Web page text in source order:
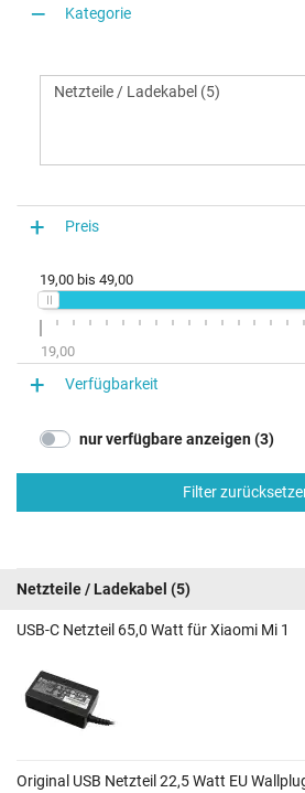
Kategorie
Preis
19,00 bis 49,00
19,00
Verfügbarkeit
nur verfügbare anzeigen (3)
Filter
Netzteile / Ladekabel (5)
USB-C Netzteil 65,0 Watt für Xiaomi Mi 1
Original USB Netzteil 22,5 Watt EU